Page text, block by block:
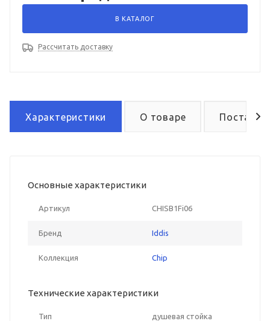
В КАТАЛОГ
Рассчитать доставку
Характеристики О товаре Поставка
Основные характеристики
Артикул CHISB1Fi06
Бренд Iddis
Коллекция Chip
Технические характеристики
Тип душевая стойка